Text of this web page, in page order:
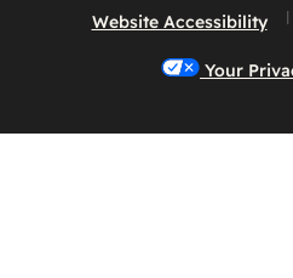
Website Accessibility
Your